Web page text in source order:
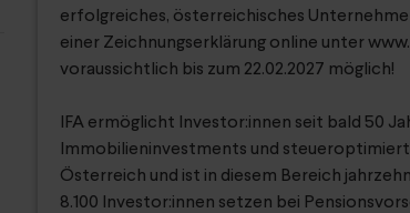
erfolgreiches, österreichisches
einer Zeichnungserklärung online unter
voraussichtlich bis zum 22.02.2027 möglich!
IFA ermöglicht Investor:innen seit bald 50
Immobilieninvestments und
Österreich und ist in diesem Bereich
8.100 Investor:innen setzen bei